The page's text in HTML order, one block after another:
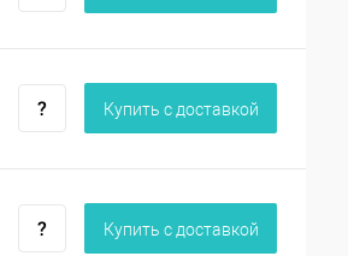
Купить c доставкой
Купить c доставкой